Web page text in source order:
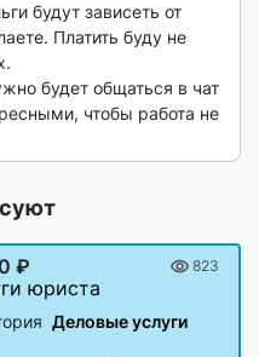
будут зависеть от
Платить буду не
будет общаться в чат
чтобы работа не
₽ 823
юриста
Деловые услуги